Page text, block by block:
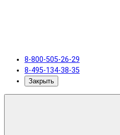
8-800-505-26-29
8-495-134-38-35
Закрыть